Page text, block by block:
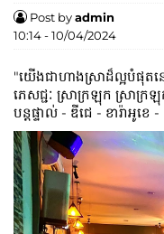
Post byadmin
10:14 - 10/04/2024
"យើងជាហាងស្រាដ៏ល្អបំផុត
ភេសជ្ជៈ ស្រាក្រឡុក ស្រាក្រឡុ
បន្តផ្ទាល់ - ឌីជេ - ខារ៉ាអូខ